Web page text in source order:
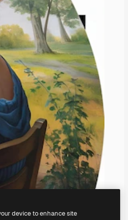
device to enhance site